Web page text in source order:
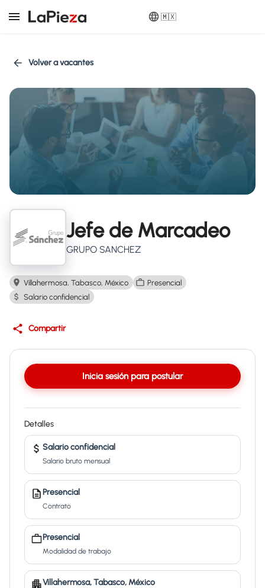
🇲🇽
Volver a vacantes
Jefe de Marcadeo
GRUPO SANCHEZ
Villahermosa, Tabasco, México
Presencial
Salario confidencial
Compartir
Inicia sesión para postular
Detalles
Salario confidencial
Salario bruto mensual
Presencial
Contrato
Presencial
Modalidad de trabajo
Villahermosa, Tabasco, México